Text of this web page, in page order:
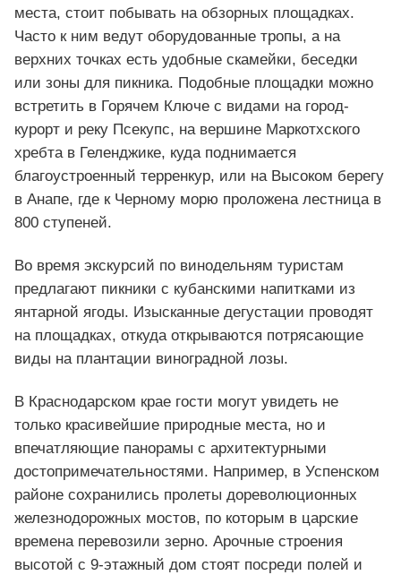
места, стоит побывать на обзорных площадках.
Часто к ним ведут оборудованные тропы, а на
верхних точках есть удобные скамейки, беседки
или зоны для пикника. Подобные площадки можно
встретить в Горячем Ключе с видами на город-
курорт и реку Псекупс, на вершине Маркотхского
хребта в Геленджике, куда поднимается
благоустроенный терренкур, или на Высоком берегу
в Анапе, где к Черному морю проложена лестница в
800 ступеней.
Во время экскурсий по винодельням туристам
предлагают пикники с кубанскими напитками из
янтарной ягоды. Изысканные дегустации проводят
на площадках, откуда открываются потрясающие
виды на плантации виноградной лозы.
В Краснодарском крае гости могут увидеть не
только красивейшие природные места, но и
впечатляющие панорамы с архитектурными
достопримечательностями. Например, в Успенском
районе сохранились пролеты дореволюционных
железнодорожных мостов, по которым в царские
времена перевозили зерно. Арочные строения
высотой с 9-этажный дом стоят посреди полей и